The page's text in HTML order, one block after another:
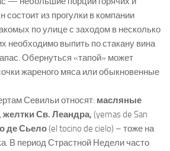
состоит из прогулки в компании
по улице с заходом в несколько
необходимо выпить по стакану вина
Обернуться «тапой» может
жареного мяса или обыкновенные
Севильи относят: масляные
желтки Св. Леандра, (yemas de San
де Сьело(el tocino de cielo) – тоже на
В период Страстной Недели часто